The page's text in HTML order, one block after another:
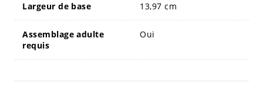
Largeur de base 13,97 cm
Assemblage adulte
requis
Oui